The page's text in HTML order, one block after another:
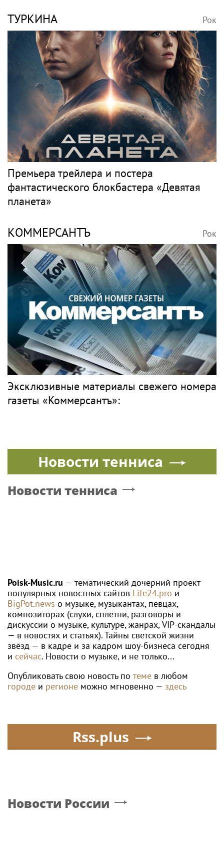
ТУРКИНА Рок
Премьера трейлера и постера
фантастического блокбастера «Девятая
планета»
КОММЕРСАНТЪ Рок
Эксклюзивные материалы свежего номера
газеты «Коммерсантъ»:
Новости тенниса
Новости тенниса
Poisk-Music.ru — тематический дочерний проект
популярных новостных сайтов Life24.pro и
BigPot.news о музыке, музыкантах, певцах,
композиторах (слухи, сплетни, разговоры и
дискуссии о музыке, культуре, жанрах, VIP-скандалы
— в новостях и статьях). Тайны светской жизни
звёзд — в кадре и за кадром шоу-бизнеса сегодня
и сейчас. Новости о музыке, и не только...
Опубликовать свою новость по теме в любом
городе и регионе можно мгновенно — здесь
Rss.plus
Новости России